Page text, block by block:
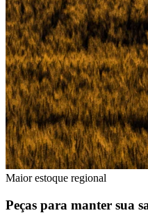
Maior estoque regional
Peças para manter sua